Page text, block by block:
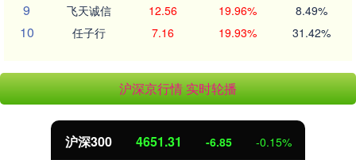
9 飞天诚信 12.56 19.96% 8.49%
10 任子行 7.16 19.93% 31.42%
沪深京行情 实时轮播
沪深300 4651.31 -6.85 -0.15%